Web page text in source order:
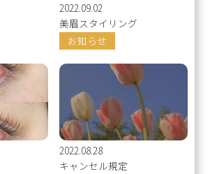
2022.09.02
美眉スタイリング
お知らせ
2022.08.28
キャンセル規定